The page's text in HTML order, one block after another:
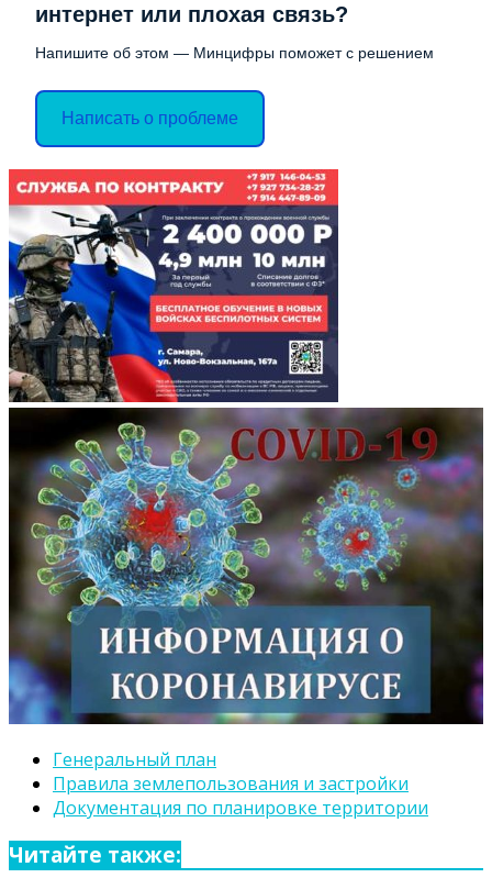
интернет или плохая связь?
Напишите об этом — Минцифры поможет с решением
Написать о проблеме
Генеральный план
Правила землепользования и застройки
Документация по планировке территории
Читайте также: